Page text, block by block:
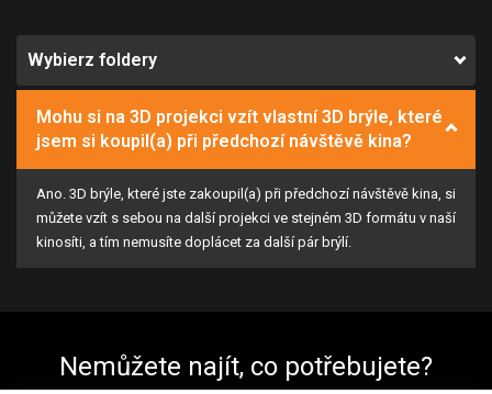
Wybierz foldery
Mohu si na 3D projekci vzít vlastní 3D brýle, které
jsem si koupil(a) při předchozí návštěvě kina?
Ano. 3D brýle, které jste zakoupil(a) při předchozí návštěvě kina, si
můžete vzít s sebou na další projekci ve stejném 3D formátu v naší
kinosíti, a tím nemusíte doplácet za další pár brýlí.
Nemůžete najít, co potřebujete?